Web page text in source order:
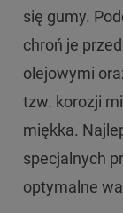
się gumy.
chroń je
olejowymi
tzw. korozji
miękka.
specjalnych
optymalne